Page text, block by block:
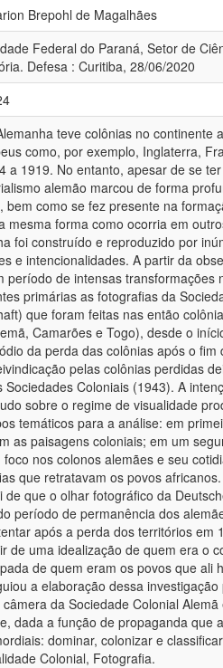
Brepohl de Magalhães
Federal do Paraná, Setor de
Defesa : Curitiba, 28/06/2020
teve colônias no continente
como, por exemplo, Inglaterra,
a 1919. No entanto, apesar de se
alemão marcou de forma
bem como se fez presente na
mesma forma como ocorria em
foi construído e reproduzido por
e intencionalidades. A partir da
período de intensas transformações
primárias as fotografias da
que foram feitas nas então
Camarões e Togo), desde o
da perda das colônias após o
pelas colônias perdidas
Coloniais (1943). A
sobre o regime de visualidade
temáticos para a análise: em
as paisagens coloniais; em um
nos colonos alemães e seu
que retratavam os povos
que o olhar fotográfico da
período de permanência dos
após a perda dos territórios em
de uma idealização de quem era o
de quem eram os povos que ali
a elaboração dessa
da Sociedade Colonial
dada a função de propaganda que
dominar, colonizar e
Colonial, Fotografia.